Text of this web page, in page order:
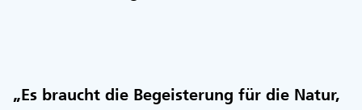
„Es braucht die Begeisterung für die Natur,